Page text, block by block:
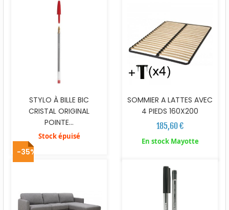
STYLO À BILLE BIC
CRISTAL ORIGINAL
POINTE...
Stock épuisé
SOMMIER A LATTES AVEC
4 PIEDS 160X200
185,60 €
En stock Mayotte
-35%